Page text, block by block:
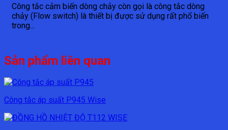
Công tắc cảm biến dòng chảy còn gọi là công tắc dòng
chảy (Flow switch) là thiết bị được sử dụng rất phổ biến
trong...
Sản phẩm liên quan
Công tắc áp suất P945 Wise